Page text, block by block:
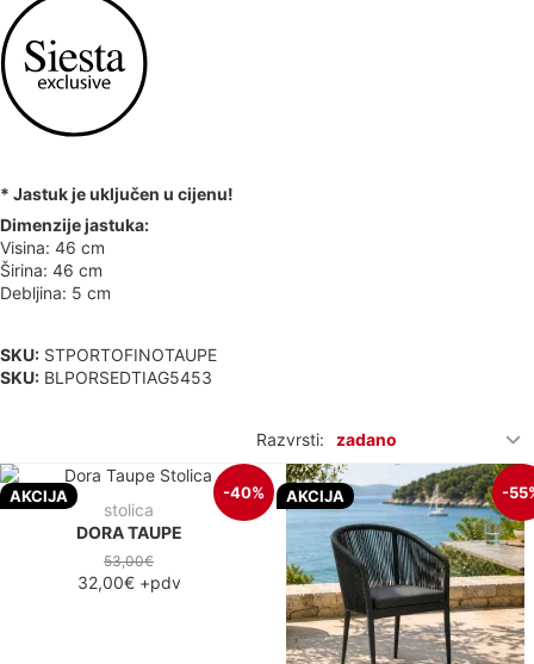
* Jastuk je uključen u cijenu!
Dimenzije jastuka:
Visina: 46 cm
Širina: 46 cm
Debljina: 5 cm
SKU: STPORTOFINOTAUPE
SKU: BLPORSEDTIAG5453
Razvrsti: zadano
AKCIJA -40%
stolica
DORA TAUPE
53,00€
32,00€+pdv
AKCIJA -